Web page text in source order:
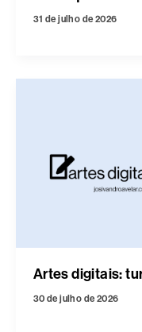
31 de julho de 2026
Artes digitais:
30 de julho de 2026